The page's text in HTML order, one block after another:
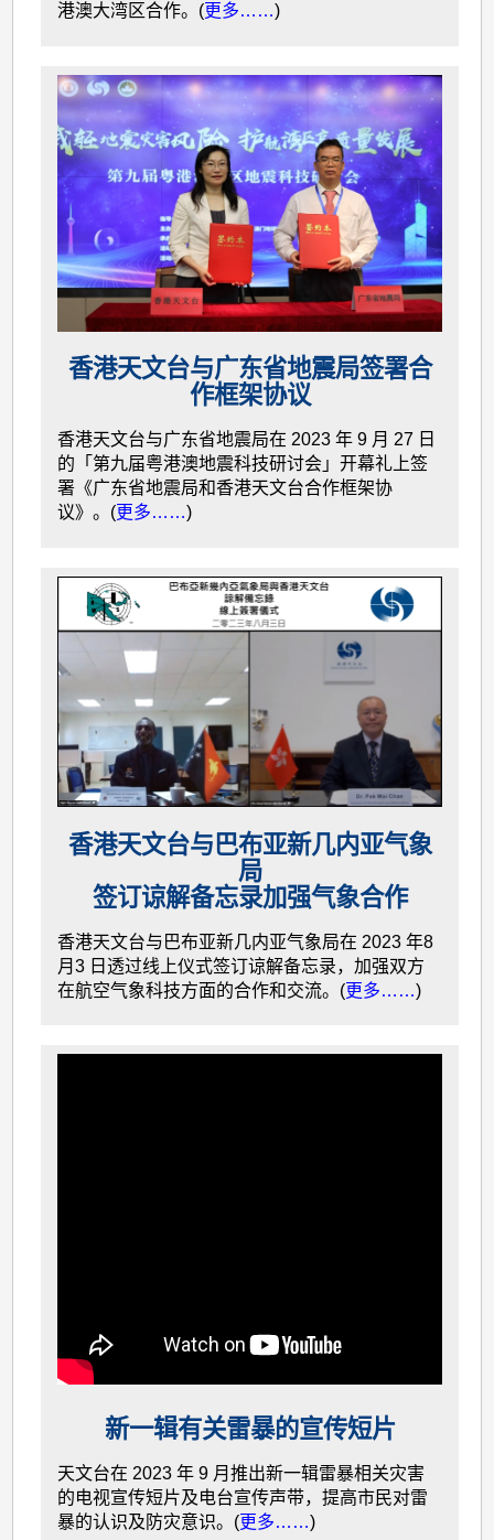
港澳大湾区合作。(更多……)
香港天文台与广东省地震局签署合
作框架协议
香港天文台与广东省地震局在 2023 年 9 月 27 日
的「第九届粤港澳地震科技研讨会」开幕礼上签
署《广东省地震局和香港天文台合作框架协
议》。(更多……)
香港天文台与巴布亚新几内亚气象
局
签订谅解备忘录加强气象合作
香港天文台与巴布亚新几内亚气象局在 2023 年8
月3 日透过线上仪式签订谅解备忘录，加强双方
在航空气象科技方面的合作和交流。(更多……)
新一辑有关雷暴的宣传短片
天文台在 2023 年 9 月推出新一辑雷暴相关灾害
的电视宣传短片及电台宣传声带，提高市民对雷
暴的认识及防灾意识。(更多……)